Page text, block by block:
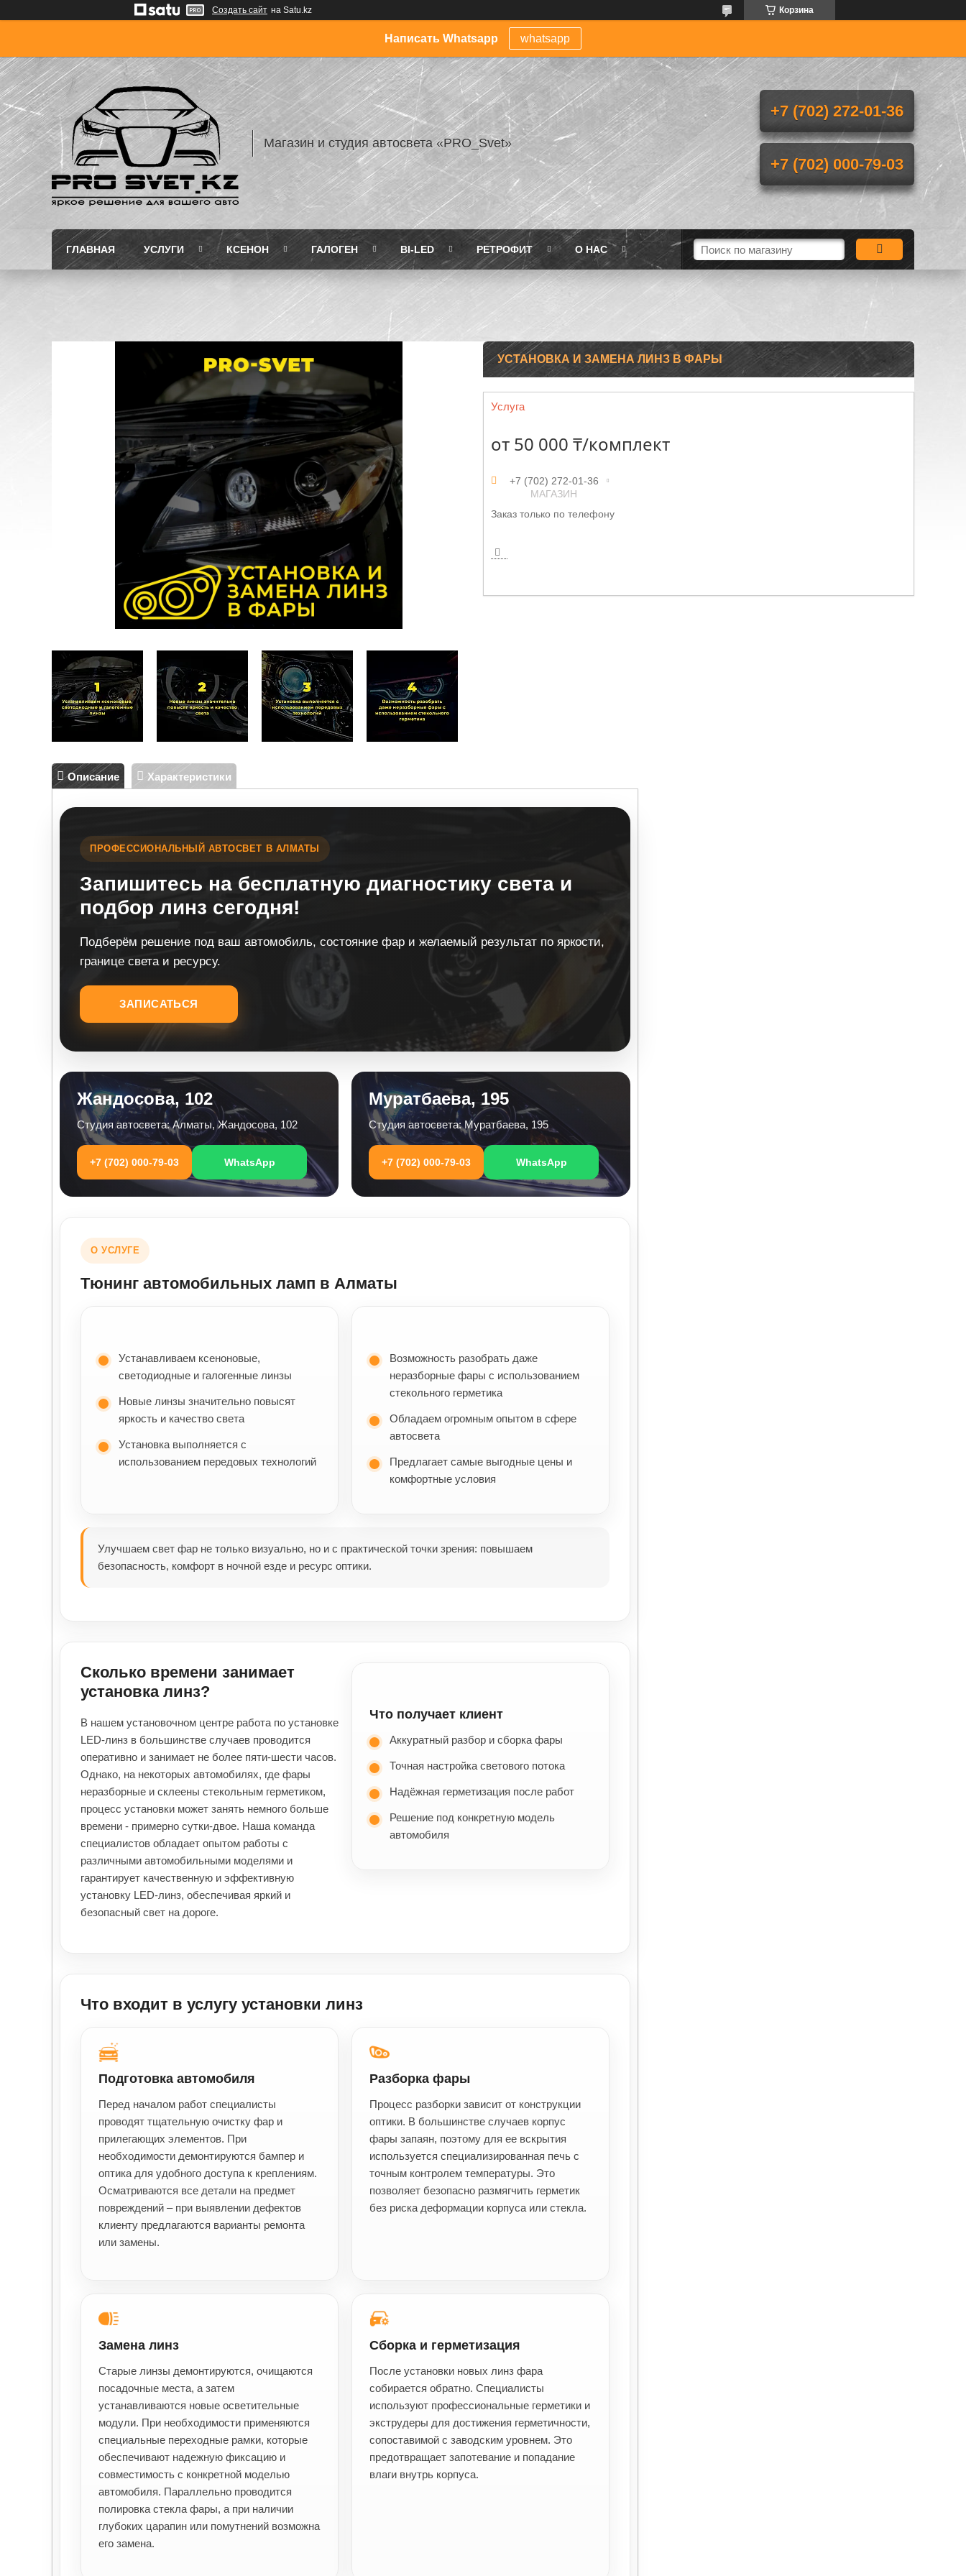
Создать сайт на Satu.kz Корзина
Написать Whatsapp whatsapp
Магазин и студия автосвета «PRO_Svet»
+7 (702) 272-01-36
+7 (702) 000-79-03
ГЛАВНАЯ УСЛУГИ КСЕНОН ГАЛОГЕН BI-LED РЕТРОФИТ О НАС
УСТАНОВКА И ЗАМЕНА ЛИНЗ В ФАРЫ
Услуга
от 50 000 ₸/комплект
+7 (702) 272-01-36
МАГАЗИН
Заказ только по телефону
Описание Характеристики
ПРОФЕССИОНАЛЬНЫЙ АВТОСВЕТ В АЛМАТЫ
Запишитесь на бесплатную диагностику света и
подбор линз сегодня!
Подберём решение под ваш автомобиль, состояние фар и желаемый результат по яркости,
границе света и ресурсу.
ЗАПИСАТЬСЯ
Жандосова, 102
Студия автосвета: Алматы, Жандосова, 102
+7 (702) 000-79-03 WhatsApp
Муратбаева, 195
Студия автосвета: Муратбаева, 195
+7 (702) 000-79-03 WhatsApp
О УСЛУГЕ
Тюнинг автомобильных ламп в Алматы
Устанавливаем ксеноновые,
светодиодные и галогенные линзы
Новые линзы значительно повысят
яркость и качество света
Установка выполняется с
использованием передовых технологий
Возможность разобрать даже
неразборные фары с использованием
стекольного герметика
Обладаем огромным опытом в сфере
автосвета
Предлагает самые выгодные цены и
комфортные условия
Улучшаем свет фар не только визуально, но и с практической точки зрения: повышаем
безопасность, комфорт в ночной езде и ресурс оптики.
Сколько времени занимает
установка линз?
В нашем установочном центре работа по установке
LED-линз в большинстве случаев проводится
оперативно и занимает не более пяти-шести часов.
Однако, на некоторых автомобилях, где фары
неразборные и склеены стекольным герметиком,
процесс установки может занять немного больше
времени - примерно сутки-двое. Наша команда
специалистов обладает опытом работы с
различными автомобильными моделями и
гарантирует качественную и эффективную
установку LED-линз, обеспечивая яркий и
безопасный свет на дороге.
Что получает клиент
Аккуратный разбор и сборка фары
Точная настройка светового потока
Надёжная герметизация после работ
Решение под конкретную модель
автомобиля
Что входит в услугу установки линз
Подготовка автомобиля
Перед началом работ специалисты
проводят тщательную очистку фар и
прилегающих элементов. При
необходимости демонтируются бампер и
оптика для удобного доступа к креплениям.
Осматриваются все детали на предмет
повреждений – при выявлении дефектов
клиенту предлагаются варианты ремонта
или замены.
Разборка фары
Процесс разборки зависит от конструкции
оптики. В большинстве случаев корпус
фары запаян, поэтому для ее вскрытия
используется специализированная печь с
точным контролем температуры. Это
позволяет безопасно размягчить герметик
без риска деформации корпуса или стекла.
Замена линз
Старые линзы демонтируются, очищаются
посадочные места, а затем
устанавливаются новые осветительные
модули. При необходимости применяются
специальные переходные рамки, которые
обеспечивают надежную фиксацию и
совместимость с конкретной моделью
автомобиля. Параллельно проводится
полировка стекла фары, а при наличии
глубоких царапин или помутнений возможна
его замена.
Сборка и герметизация
После установки новых линз фара
собирается обратно. Специалисты
используют профессиональные герметики и
экструдеры для достижения герметичности,
сопоставимой с заводским уровнем. Это
предотвращает запотевание и попадание
влаги внутрь корпуса.